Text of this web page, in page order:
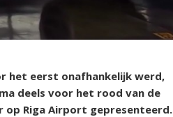
het eerst onafhankelijk werd,
deels voor het rood van de
op Riga Airport gepresenteerd.